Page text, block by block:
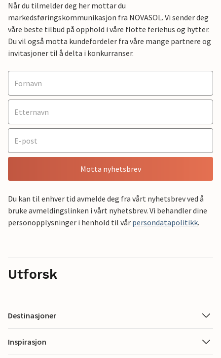
Når du tilmelder deg her mottar du
markedsføringskommunikasjon fra NOVASOL. Vi sender deg
våre beste tilbud på opphold i våre flotte feriehus og hytter.
Du vil også motta kundefordeler fra våre mange partnere og
invitasjoner til å delta i konkurranser.
Motta nyhetsbrev
Du kan til enhver tid avmelde deg fra vårt nyhetsbrev ved å
bruke avmeldingslinken i vårt nyhetsbrev. Vi behandler dine
personopplysninger i henhold til vår persondatapolitikk.
Utforsk
Destinasjoner
Inspirasjon